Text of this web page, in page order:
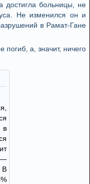
достигла больницы, не
Не изменился он и
в Рамат-Гане
погиб, а, значит, ничего
в
—